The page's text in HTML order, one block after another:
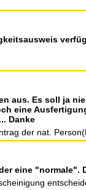
aus. Es soll ja
eine
Danke
der nat.
eine "normale".